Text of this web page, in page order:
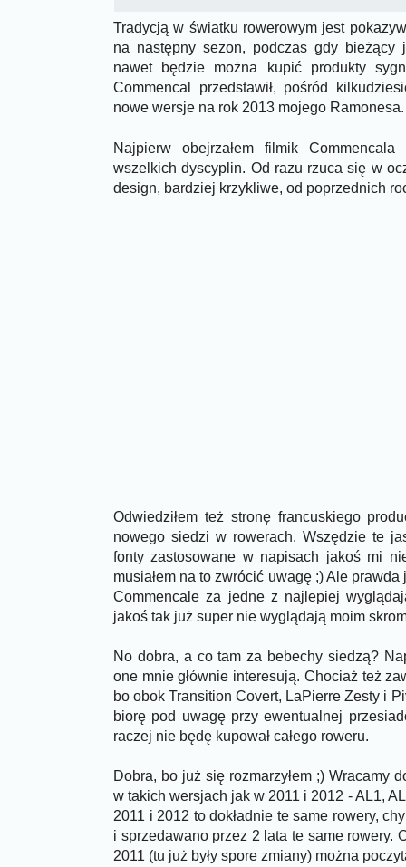
Tradycją w światku rowerowym jest
na następny sezon, podczas gdy bieżący
nawet będzie można kupić produkty
Commencal przedstawił, pośród
nowe wersje na rok 2013 mojego Ramonesa.
Najpierw obejrzałem filmik
wszelkich dyscyplin. Od razu rzuca się w
design, bardziej krzykliwe, od poprzednich
Odwiedziłem też stronę francuskiego
nowego siedzi w rowerach. Wszędzie te
fonty zastosowane w napisach jakoś mi
musiałem na to zwrócić uwagę ;) Ale
Commencale za jedne z najlepiej
jakoś tak już super nie wyglądają moim
No dobra, a co tam za bebechy siedzą?
one mnie głównie interesują. Chociaż też
bo obok Transition Covert, LaPierre Zesty i
biorę pod uwagę przy ewentualnej
raczej nie będę kupował całego roweru.
Dobra, bo już się rozmarzyłem ;) Wracamy
w takich wersjach jak w 2011 i 2012 - AL1,
2011 i 2012 to dokładnie te same rowery,
i sprzedawano przez 2 lata te same rowery.
2011 (tu już były spore zmiany) można